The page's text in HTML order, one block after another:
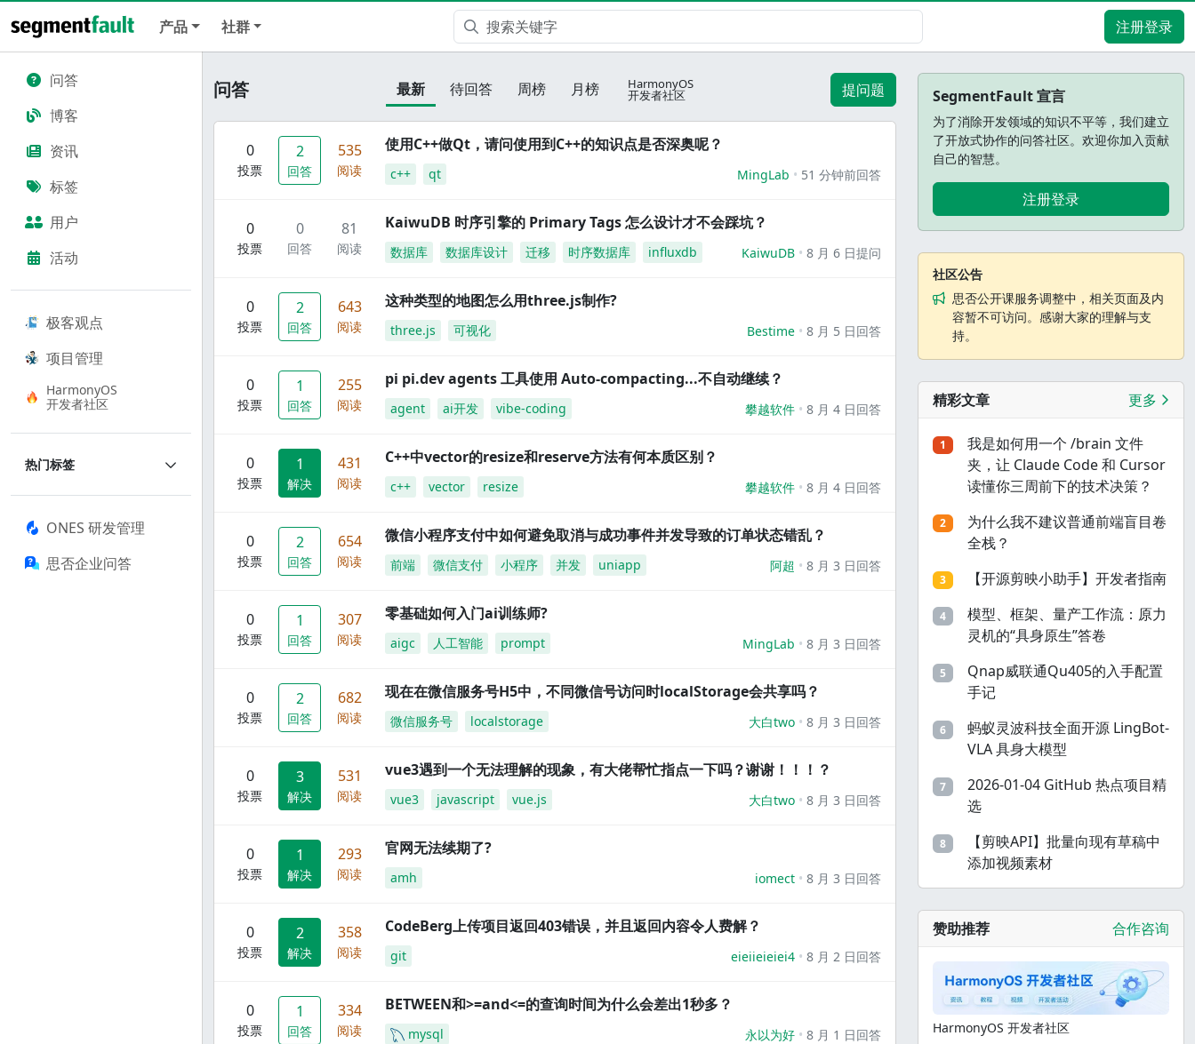
产品 社群 注册登录
问答
博客
资讯
标签
用户
活动
极客观点
项目管理
HarmonyOS
开发者社区
热门标签
ONES 研发管理
思否企业问答
问答 最新 待回答 周榜 月榜 HarmonyOS
开发者社区 提问题
0
投票
2
回答
535
阅读
使用C++做Qt，请问使用到C++的知识点是否深奥呢？
c++ qt MingLab 51 分钟前回答
0
投票
0
回答
81
阅读
KaiwuDB 时序引擎的 Primary Tags 怎么设计才不会踩坑？
数据库 数据库设计 迁移 时序数据库 influxdb KaiwuDB 8 月 6 日提问
0
投票
2
回答
643
阅读
这种类型的地图怎么用three.js制作?
three.js 可视化 Bestime 8 月 5 日回答
0
投票
1
回答
255
阅读
pi pi.dev agents 工具使用 Auto-compacting...不自动继续？
agent ai开发 vibe-coding 攀越软件 8 月 4 日回答
0
投票
1
解决
431
阅读
C++中vector的resize和reserve方法有何本质区别？
c++ vector resize 攀越软件 8 月 4 日回答
0
投票
2
回答
654
阅读
微信小程序支付中如何避免取消与成功事件并发导致的订单状态错乱？
前端 微信支付 小程序 并发 uniapp 阿超 8 月 3 日回答
0
投票
1
回答
307
阅读
零基础如何入门ai训练师?
aigc 人工智能 prompt MingLab 8 月 3 日回答
0
投票
2
回答
682
阅读
现在在微信服务号H5中，不同微信号访问时localStorage会共享吗？
微信服务号 localstorage 大白two 8 月 3 日回答
0
投票
3
解决
531
阅读
vue3遇到一个无法理解的现象，有大佬帮忙指点一下吗？谢谢！！！？
vue3 javascript vue.js 大白two 8 月 3 日回答
0
投票
1
解决
293
阅读
官网无法续期了?
amh iomect 8 月 3 日回答
0
投票
2
解决
358
阅读
CodeBerg上传项目返回403错误，并且返回内容令人费解？
git eieiieieiei4 8 月 2 日回答
0
投票
1
回答
334
阅读
BETWEEN和>=and<=的查询时间为什么会差出1秒多？
mysql 永以为好 8 月 1 日回答
SegmentFault 宣言
为了消除开发领域的知识不平等，我们建立
了开放式协作的问答社区。欢迎你加入贡献
自己的智慧。
注册登录
社区公告
思否公开课服务调整中，相关页面及内
容暂不可访问。感谢大家的理解与支
持。
精彩文章 更多
1
我是如何用一个 /brain 文件
夹，让 Claude Code 和 Cursor
读懂你三周前下的技术决策？
2
为什么我不建议普通前端盲目卷
全栈？
3 【开源剪映小助手】开发者指南
4
模型、框架、量产工作流：原力
灵机的“具身原生”答卷
5
Qnap威联通Qu405的入手配置
手记
6
蚂蚁灵波科技全面开源 LingBot-
VLA 具身大模型
7
2026-01-04 GitHub 热点项目精
选
8
【剪映API】批量向现有草稿中
添加视频素材
赞助推荐 合作咨询
HarmonyOS 开发者社区